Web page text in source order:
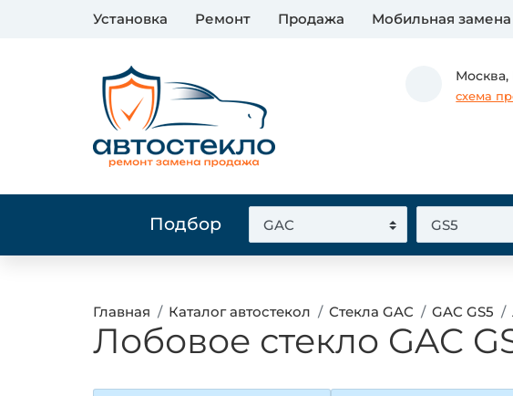
Установка Ремонт Продажа Мобильная замена
Москва,
схема
Подбор
Главная Каталог автостекол Стекла GAC GAC GS5
Лобовое стекло GAC